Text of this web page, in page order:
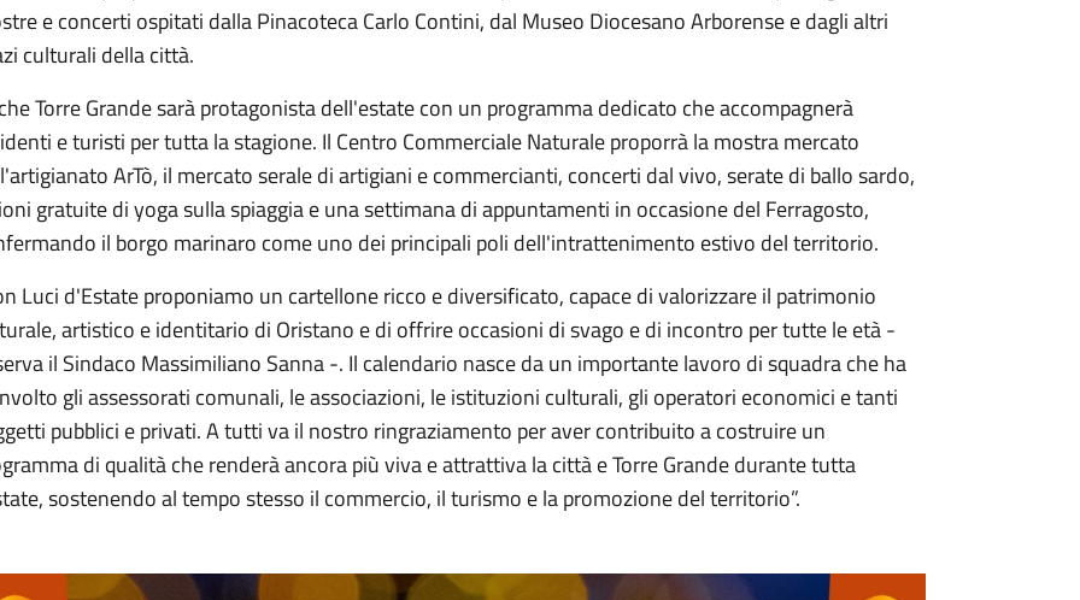
e concerti ospitati dalla Pinacoteca Carlo Contini, dal Museo Diocesano Arborense e dagli altri
culturali della città.
Torre Grande sarà protagonista dell'estate con un programma dedicato che accompagnerà
e turisti per tutta la stagione. Il Centro Commerciale Naturale proporrà la mostra mercato
ArTò, il mercato serale di artigiani e commercianti, concerti dal vivo, serate di ballo sardo,
gratuite di yoga sulla spiaggia e una settimana di appuntamenti in occasione del Ferragosto,
il borgo marinaro come uno dei principali poli dell'intrattenimento estivo del territorio.
Luci d'Estate proponiamo un cartellone ricco e diversificato, capace di valorizzare il patrimonio
artistico e identitario di Oristano e di offrire occasioni di svago e di incontro per tutte le età -
il Sindaco Massimiliano Sanna -. Il calendario nasce da un importante lavoro di squadra che ha
gli assessorati comunali, le associazioni, le istituzioni culturali, gli operatori economici e tanti
pubblici e privati. A tutti va il nostro ringraziamento per aver contribuito a costruire un
di qualità che renderà ancora più viva e attrattiva la città e Torre Grande durante tutta
sostenendo al tempo stesso il commercio, il turismo e la promozione del territorio”.